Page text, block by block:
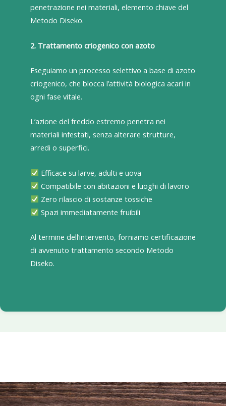
penetrazione nei materiali, elemento chiave del
Metodo Diseko.
2. Trattamento criogenico con azoto
Eseguiamo un processo selettivo a base di azoto
criogenico, che blocca l’attività biologica acari in
ogni fase vitale.
L’azione del freddo estremo penetra nei
materiali infestati, senza alterare strutture,
arredi o superfici.
Efficace su larve, adulti e uova
Compatibile con abitazioni e luoghi di lavoro
Zero rilascio di sostanze tossiche
Spazi immediatamente fruibili
Al termine dell’intervento, forniamo certificazione
di avvenuto trattamento secondo Metodo
Diseko.